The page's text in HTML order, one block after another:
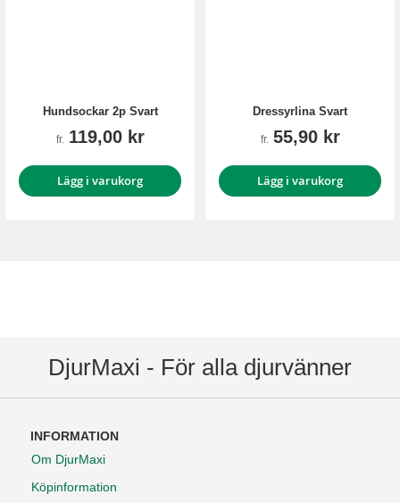
Hundsockar 2p Svart
fr. 119,00 kr
Lägg i varukorg
Dressyrlina Svart
fr. 55,90 kr
Lägg i varukorg
DjurMaxi - För alla djurvänner
INFORMATION
Om DjurMaxi
Köpinformation